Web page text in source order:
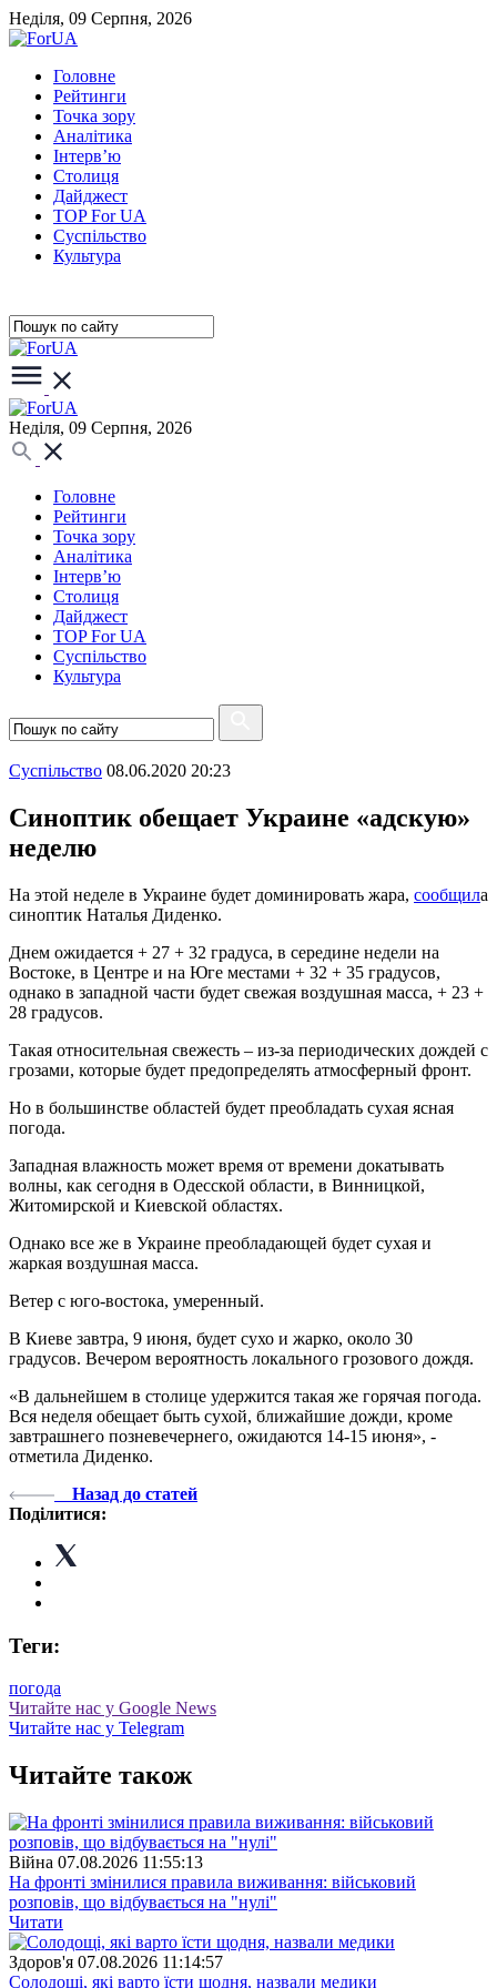
Неділя, 09 Серпня, 2026
Головне
Рейтинги
Точка зору
Аналітика
Інтерв’ю
Столиця
Дайджест
TOP For UA
Суспiльство
Культура
Неділя, 09 Серпня, 2026
Головне
Рейтинги
Точка зору
Аналітика
Інтерв’ю
Столиця
Дайджест
TOP For UA
Суспiльство
Культура
Суспiльство 08.06.2020 20:23
Синоптик обещает Украине «адскую»
неделю
На этой неделе в Украине будет доминировать жара, сообщила
синоптик Наталья Диденко.
Днем ожидается + 27 + 32 градуса, в середине недели на
Востоке, в Центре и на Юге местами + 32 + 35 градусов,
однако в западной части будет свежая воздушная масса, + 23 +
28 градусов.
Такая относительная свежесть – из-за периодических дождей с
грозами, которые будет предопределять атмосферный фронт.
Но в большинстве областей будет преобладать сухая ясная
погода.
Западная влажность может время от времени докатывать
волны, как сегодня в Одесской области, в Винницкой,
Житомирской и Киевской областях.
Однако все же в Украине преобладающей будет сухая и
жаркая воздушная масса.
Ветер с юго-востока, умеренный.
В Киеве завтра, 9 июня, будет сухо и жарко, около 30
градусов. Вечером вероятность локального грозового дождя.
«В дальнейшем в столице удержится такая же горячая погода.
Вся неделя обещает быть сухой, ближайшие дожди, кроме
завтрашнего позневечернего, ожидаются 14-15 июня», -
отметила Диденко.
Назад до статей
Поділитися:
Теги:
погода
Читайте нас у Google News
Читайте нас у Telegram
Читайте також
Війна 07.08.2026 11:55:13
На фронті змінилися правила виживання: військовий
розповів, що відбувається на "нулі"
Читати
Здоров'я 07.08.2026 11:14:57
Солодощі, які варто їсти щодня, назвали медики